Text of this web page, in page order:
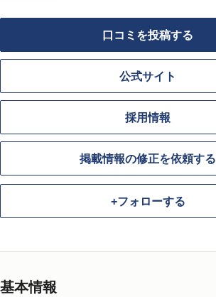
口コミを投稿する
公式サイト
採用情報
掲載情報の修正を依頼する
+フォローする
基本情報